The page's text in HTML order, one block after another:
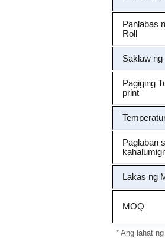
* Ang lahat
Panlabas
Roll
Saklaw ng
Pagiging
print
Paglaban
Lakas ng
MOQ